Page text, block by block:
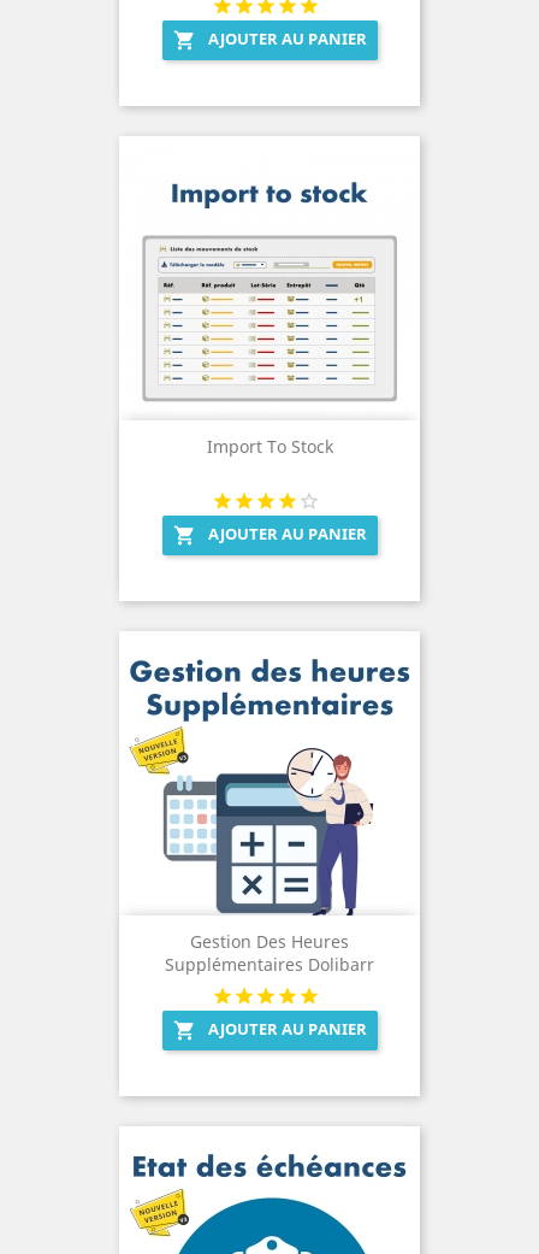
 AJOUTER AU PANIER
Import To Stock
 AJOUTER AU PANIER
Gestion Des Heures
Supplémentaires Dolibarr
 AJOUTER AU PANIER